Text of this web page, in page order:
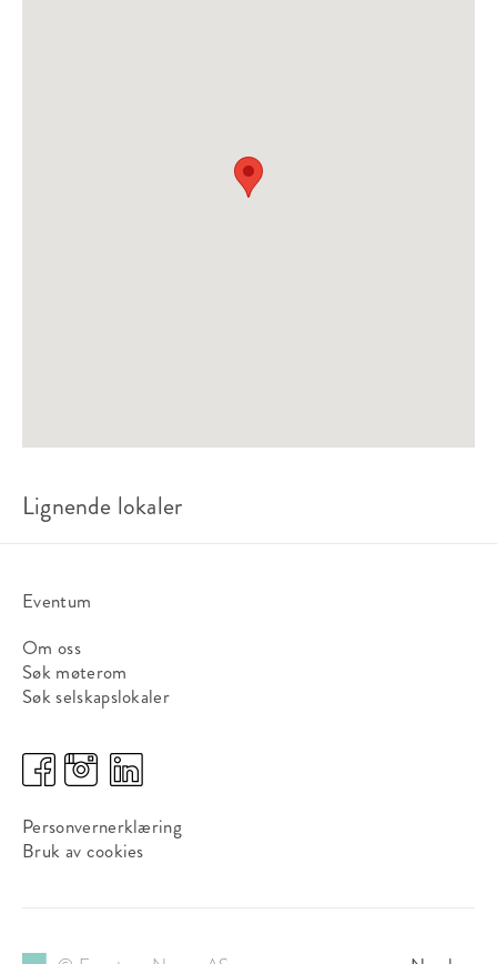
Lignende lokaler
Eventum
Om oss
Søk møterom
Søk selskapslokaler
Personvernerklæring
Bruk av cookies